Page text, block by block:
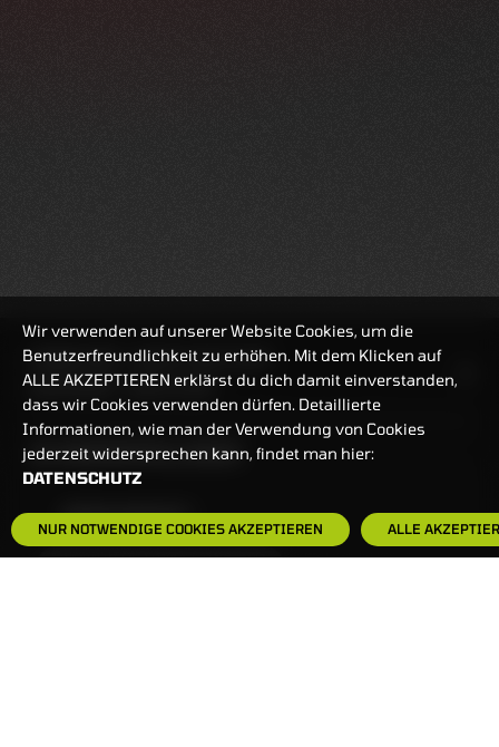
BANKEINSTELLUNGEN
HÄUFIG GESUCHT:
HANDELSZEIT
MO-FR: 7:30-23 UHR
ZERTIFIKATE
8:00-22 UHR
Wir verwenden auf unserer Website Cookies, um die
Benutzerfreundlichkeit zu erhöhen. Mit dem Klicken auf
ALLE AKZEPTIEREN erklärst du dich damit einverstanden,
dass wir Cookies verwenden dürfen. Detaillierte
Informationen, wie man der Verwendung von Cookies
jederzeit widersprechen kann, findet man hier:
DATENSCHUTZ
NUR NOTWENDIGE COOKIES AKZEPTIEREN ALLE